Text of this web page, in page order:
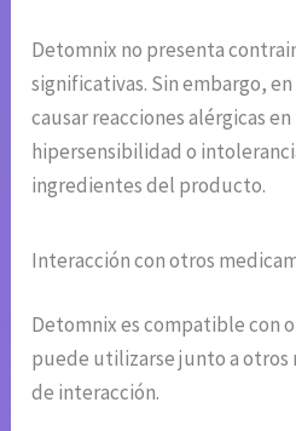
Detomnix no presenta
significativas. Sin embargo,
causar reacciones alérgicas
hipersensibilidad o
ingredientes del producto.
Interacción con otros
Detomnix es compatible con
puede utilizarse junto a otros
de interacción.